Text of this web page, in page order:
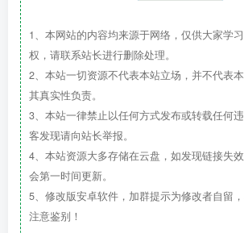
1、本网站的内容均来源于网络，仅供大家学
权，请联系站长进行删除处理。
2、本站一切资源不代表本站立场，并不代表
其真实性负责。
3、本站一律禁止以任何方式发布或转载任何
客发现请向站长举报。
4、本站资源大多存储在云盘，如发现链接失
会第一时间更新。
5、修改版安卓软件，加群提示为修改者自留
注意鉴别！